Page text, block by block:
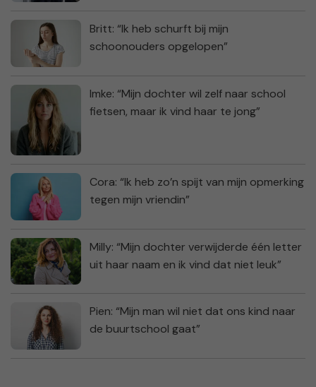
Britt: “Ik heb schurft bij mijn
schoonouders opgelopen”
Imke: “Mijn dochter wil zelf naar school
fietsen, maar ik vind haar te jong”
Cora: “Ik heb zo’n spijt van mijn opmerking
tegen mijn vriendin”
Milly: “Mijn dochter verwijderde één letter
uit haar naam en ik vind dat niet leuk”
Pien: “Mijn man wil niet dat ons kind naar
de buurtschool gaat”